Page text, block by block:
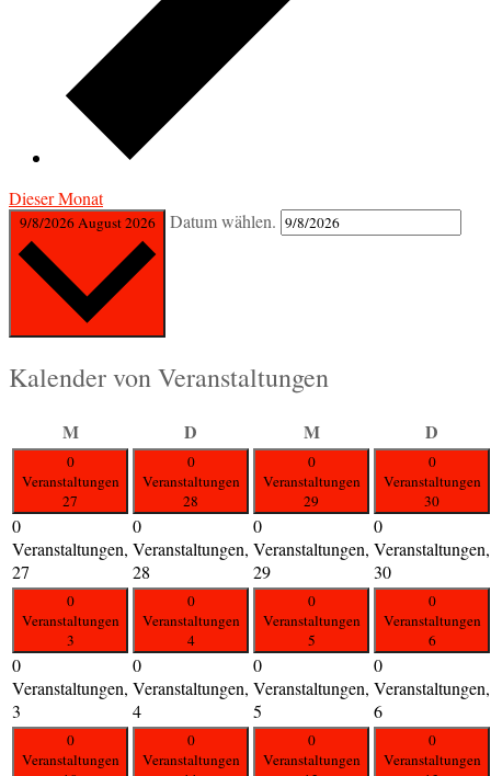
Dieser Monat
9/8/2026August 2026 Datum wählen.
Kalender von Veranstaltungen
MMontag D MMittwoch D
0
Veranstaltungen
27
0
Veranstaltungen,
27
0
Veranstaltungen
28
0
Veranstaltungen,
28
0
Veranstaltungen
29
0
Veranstaltungen,
29
0
Veranstaltungen
30
0
Veranstaltungen,
30
0
Veranstaltungen
3
0
Veranstaltungen,
3
0
Veranstaltungen
4
0
Veranstaltungen,
4
0
Veranstaltungen
5
0
Veranstaltungen,
5
0
Veranstaltungen
6
0
Veranstaltungen,
6
0
Veranstaltungen
0
Veranstaltungen
0
Veranstaltungen
0
Veranstaltungen